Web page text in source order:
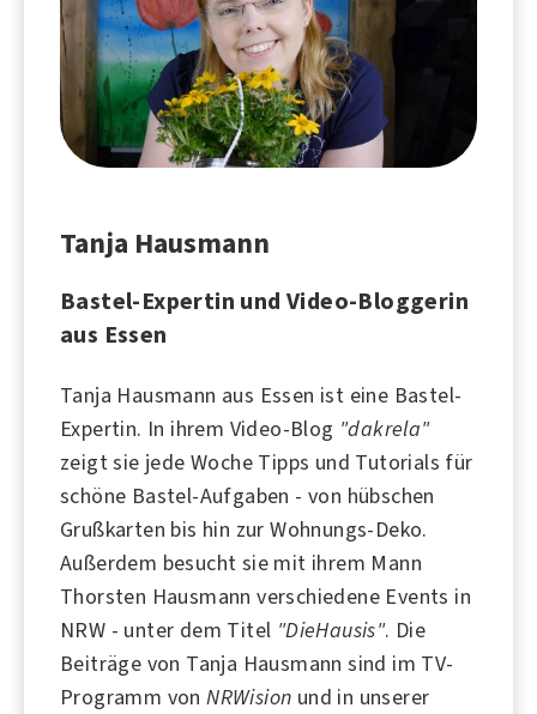
Tanja Hausmann
Bastel-Expertin und Video-Bloggerin
aus Essen
Tanja Hausmann aus Essen ist eine Bastel-
Expertin. In ihrem Video-Blog "dakrela"
zeigt sie jede Woche Tipps und Tutorials für
schöne Bastel-Aufgaben - von hübschen
Grußkarten bis hin zur Wohnungs-Deko.
Außerdem besucht sie mit ihrem Mann
Thorsten Hausmann verschiedene Events in
NRW - unter dem Titel "DieHausis". Die
Beiträge von Tanja Hausmann sind im TV-
Programm vonNRWision und in unserer